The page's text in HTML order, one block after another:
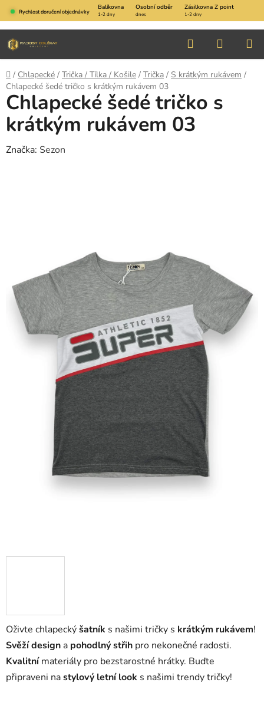
Přejít
na
obsah
Rychlost doručení objednávky
Balíkovna Osobní odběr Zásilkovna Z point
1-2 dny dnes 1-2 dny
Hledat
KOŠÍK
Domů
/ Chlapecké / Trička / Tílka / Košile / Trička / S krátkým rukávem /
Chlapecké šedé tričko s krátkým rukávem 03
Oživte chlapeckýšatník s našimi tričky s krátkým rukávem!
Svěží design a pohodlný střih pro nekonečné radosti.
Kvalitnímateriály pro bezstarostné hrátky. Buďte
připraveni nastylový letní look s našimi trendy tričky!
Chlapecké šedé tričko s
krátkým rukávem 03
Značka: Sezon